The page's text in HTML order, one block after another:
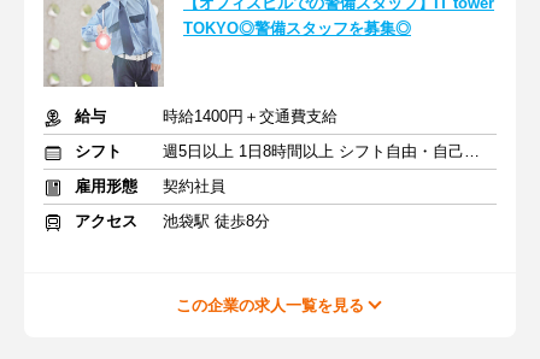
TOKYO◎警備スタッフを募集◎
給与
時給1400円＋交通費支給
シフト
週5日以上 1日8時間以上 シフト自由・自己申告
雇用形態
契約社員
アクセス
池袋駅 徒歩8分
この企業の求人一覧を見る